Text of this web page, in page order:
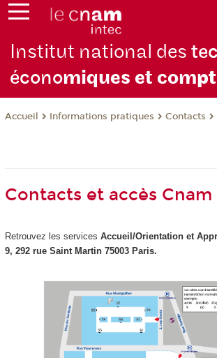
Institut national des
économiques et com
Accueil Informations pratiques Contacts
Contacts et accès Cnam
Retrouvez les services Accueil/Orientation et
9, 292 rue Saint Martin 75003 Paris.